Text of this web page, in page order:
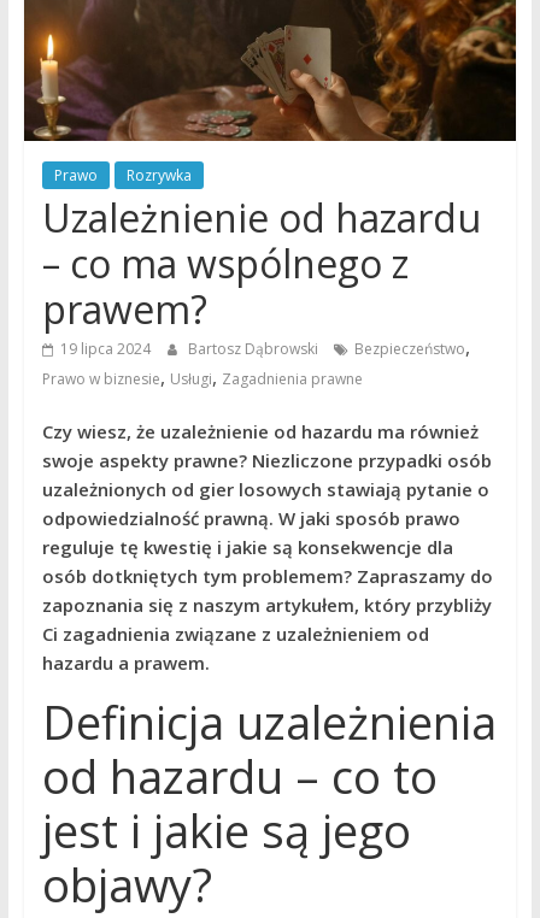
Prawo Rozrywka
Uzależnienie od hazardu
– co ma wspólnego z
prawem?
19 lipca 2024 Bartosz Dąbrowski Bezpieczeństwo,
Prawo w biznesie, Usługi, Zagadnienia prawne
Czy wiesz, że uzależnienie od hazardu ma również
swoje aspekty prawne? Niezliczone przypadki osób
uzależnionych od gier losowych stawiają pytanie o
odpowiedzialność prawną. W jaki sposób prawo
reguluje tę kwestię i jakie są konsekwencje dla
osób dotkniętych tym problemem? Zapraszamy do
zapoznania się z naszym artykułem, który przybliży
Ci zagadnienia związane z uzależnieniem od
hazardu a prawem.
Definicja uzależnienia
od hazardu – co to
jest i jakie są jego
objawy?